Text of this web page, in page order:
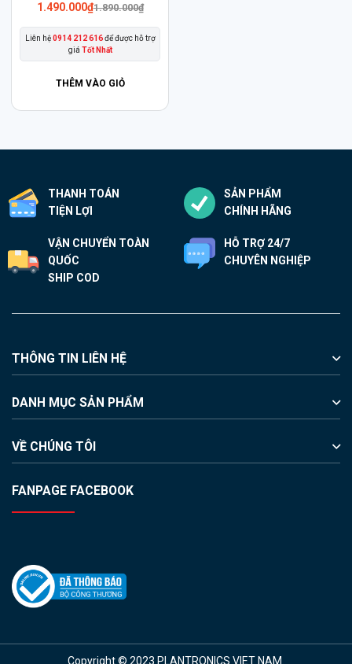
1.490.000₫1.890.000₫
Liên hệ0914 212 616để được hỗ trợ
giá Tốt Nhất
THÊM VÀO GIỎ
nhiều
biến
được
chọn
trang
sản
THANH TOÁN
TIỆN LỢI
SẢN PHẨM
CHÍNH HÃNG
VẬN CHUYỂN TOÀN
QUỐC
SHIP COD
HỖ TRỢ 24/7
CHUYÊN NGHIỆP
THÔNG TIN LIÊN HỆ
DANH MỤC SẢN PHẨM
VỀ CHÚNG TÔI
FANPAGE FACEBOOK
Copyright © 2023 PLANTRONICS VIET NAM.